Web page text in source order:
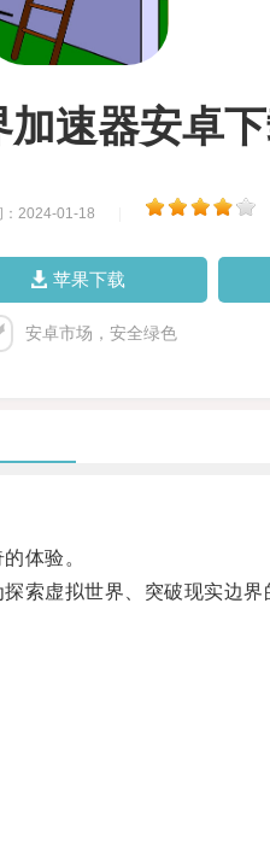
加速器安卓
：2024-01-18
苹果下载
安卓市场，安全绿色
体验。
虚拟世界、突破现实边界